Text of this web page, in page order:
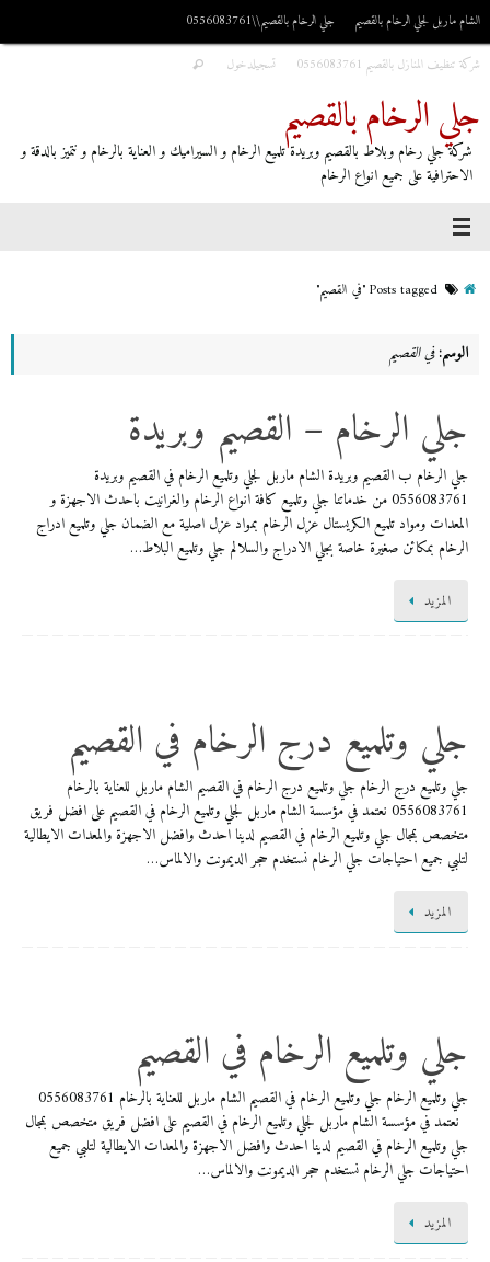
الشام ماربل لجلي الرخام بالقصيم
جلي الرخام بالقصيم\\0556083761
شركة تنظيف المنازل بالقصيم 0556083761
تسجيلدخول
جلي الرخام بالقصيم
شركة جلي رخام وبلاط بالقصيم وبريدة تلميع الرخام و السيراميك و العناية بالرخام و نتميز بالدقة و
الاحترافية على جميع انواع الرخام
Posts tagged "في القصيم"
الوسم:في القصيم
جلي الرخام – القصيم وبريدة
جلي الرخام ب القصيم وبريدة الشام ماربل لجلي وتلميع الرخام في القصيم وبريدة
0556083761 من خدماتنا جلي وتلميع كافة انواع الرخام والغرانيت باحدث الاجهزة و
المعدات ومواد تلميع الكريستال عزل الرخام بمواد عزل اصلية مع الضمان جلي وتلميع ادراج
الرخام بمكائن صغيرة خاصة بجلي الادراج والسلالم جلي وتلميع البلاط…
المزيد
جلي وتلميع درج الرخام في القصيم
جلي وتلميع درج الرخام جلي وتلميع درج الرخام في القصيم الشام ماربل للعناية بالرخام
0556083761 نعتمد في مؤسسة الشام ماربل لجلي وتلميع الرخام في القصيم على افضل فريق
متخصص بمجال جلي وتلميع الرخام في القصيم لدينا احدث وافضل الاجهزة والمعدات الايطالية
لتلبي جميع احتياجات جلي الرخام نستخدم حجر الديمونت والالماس…
المزيد
جلي وتلميع الرخام في القصيم
نعتمد في مؤسسة الشام ماربل لجلي وتلميع الرخام في القصيم على افضل فريق متخصص بمجال
جلي وتلميع الرخام في القصيم لدينا احدث وافضل الاجهزة والمعدات الايطالية لتلبي جميع
احتياجات جلي الرخام نستخدم حجر الديمونت والالماس…
المزيد